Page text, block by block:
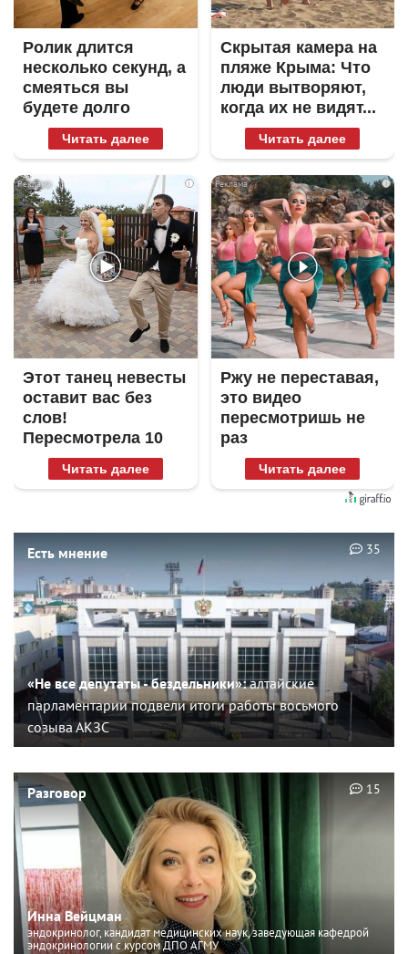
Ролик длится
несколько секунд, а
смеяться вы
будете долго
Читать далее
Скрытая камера на
пляже Крыма: Что
люди вытворяют,
когда их не видят...
Читать далее
i
Этот танец невесты
оставит вас без
слов!
Пересмотрела 10
раз
Читать далее
i
Ржу не переставая,
это видео
пересмотришь не
раз
Читать далее
Есть мнение
«Не все депутаты - бездельники»:алтайские
парламентарии подвели итоги работы восьмого
созыва АКЗС
35
Разговор
Инна Вейцман
эндокринолог, кандидат медицинских наук, заведующая кафедрой
эндокринологии с курсом ДПО АГМУ
15